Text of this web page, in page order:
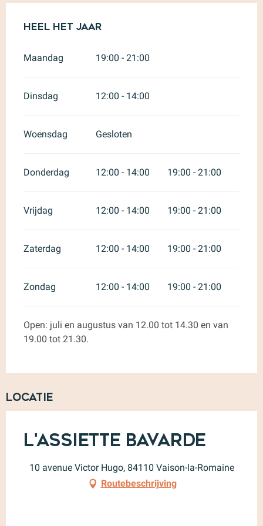
Heel het jaar
Heel het jaar
Maandag 19:00 - 21:00
Dinsdag 12:00 - 14:00
Woensdag Gesloten
Donderdag 12:00 - 14:00 19:00 - 21:00
Vrijdag 12:00 - 14:00 19:00 - 21:00
Zaterdag 12:00 - 14:00 19:00 - 21:00
Zondag 12:00 - 14:00 19:00 - 21:00
Open: juli en augustus van 12.00 tot 14.30 en van
19.00 tot 21.30.
Locatie
L'Assiette Bavarde
10 avenue Victor Hugo, 84110 Vaison-la-Romaine
Routebeschrijving